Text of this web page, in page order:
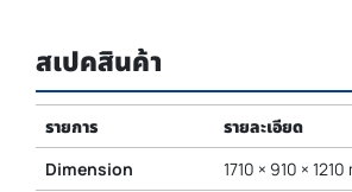
สเปคสินค้า
รายการ
รายละเอียด
Dimension
1710 × 910 × 1210